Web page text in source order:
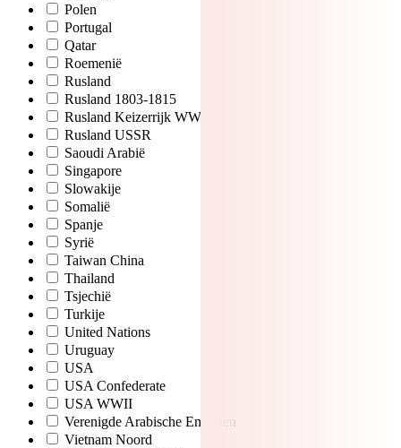
Polen
Portugal
Qatar
Roemenië
Rusland
Rusland 1803-1815
Rusland Keizerrijk WWI
Rusland USSR
Saoudi Arabië
Singapore
Slowakije
Somalië
Spanje
Syrië
Taiwan China
Thailand
Tsjechië
Turkije
United Nations
Uruguay
USA
USA Confederate
USA WWII
Verenigde Arabische Emiraten
Vietnam Noord